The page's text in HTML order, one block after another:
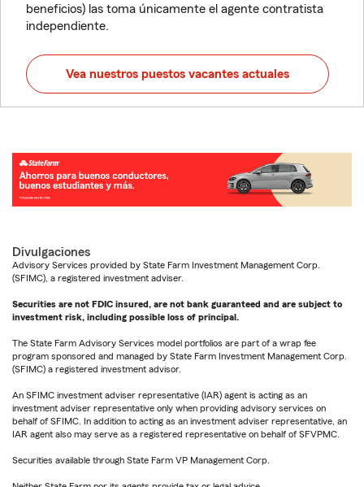
beneficios) las toma únicamente el agente contratista
independiente.
Vea nuestros puestos vacantes actuales
Divulgaciones
Advisory Services provided by State Farm Investment Management Corp.
(SFIMC), a registered investment adviser.
Securities are not FDIC insured, are not bank guaranteed and are subject to
investment risk, including possible loss of principal.
The State Farm Advisory Services model portfolios are part of a wrap fee
program sponsored and managed by State Farm Investment Management Corp.
(SFIMC) a registered investment advisor.
An SFIMC investment adviser representative (IAR) agent is acting as an
investment adviser representative only when providing advisory services on
behalf of SFIMC. In addition to acting as an investment adviser representative, an
IAR agent also may serve as a registered representative on behalf of SFVPMC.
Securities available through State Farm VP Management Corp.